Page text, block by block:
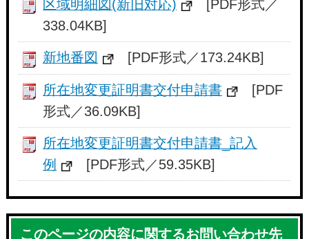
区域明細図(新旧対応)
[PDF形式／
338.04KB]
新地番図 [PDF形式／173.24KB]
所在地変更証明書交付申請書
[PDF
形式／36.09KB]
所在地変更証明書交付申請書_記入
例
[PDF形式／59.35KB]
このページの内容に関するお問い合わせ先